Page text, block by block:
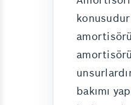
bakımı